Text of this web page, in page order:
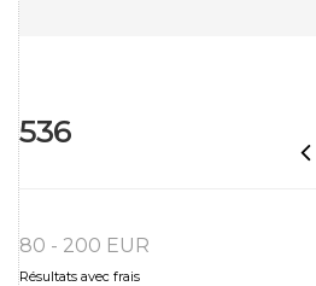
536
80 - 200 EUR
Résultats avec frais